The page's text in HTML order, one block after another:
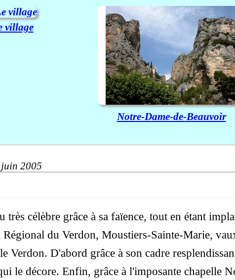
village
Notre-Dame-de-Beauvoir
juin 2005
très célèbre grâce à sa faïence, tout en étant
Régional du Verdon, Moustiers-Sainte-Marie,
Verdon. D'abord grâce à son cadre
le décore. Enfin, grâce à l'imposante chapelle